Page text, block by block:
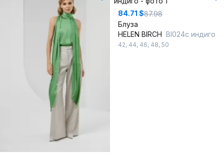
84.71 $87.98
Блуза
HELEN BIRCH Bl024с индиго
42, 44, 46, 48, 50